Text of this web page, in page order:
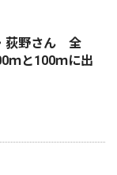
荻野さん 全
ｍと100ｍに出